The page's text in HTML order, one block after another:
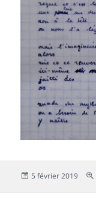
Publié
5 février 2019